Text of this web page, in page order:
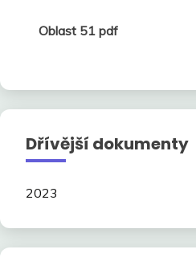
Oblast 51 pdf
Dřívější dokumenty
2023